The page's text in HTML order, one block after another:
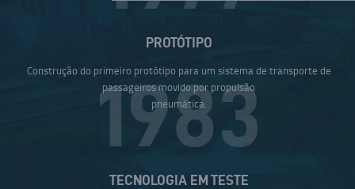
PROTÓTIPO
Construção do primeiro protótipo para um sistema de transporte de
passageiros movido por propulsão
pneumática.
1983
TECNOLOGIA EM TESTE